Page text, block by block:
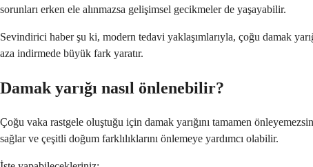
sorunları erken ele alınmazsa gelişimsel gecikmeler de yaşayabilir.
Sevindirici haber şu ki, modern tedavi yaklaşımlarıyla, çoğu damak
aza indirmede büyük fark yaratır.
Damak yarığı nasıl önlenebilir?
Çoğu vaka rastgele oluştuğu için damak yarığını tamamen
sağlar ve çeşitli doğum farklılıklarını önlemeye yardımcı olabilir.